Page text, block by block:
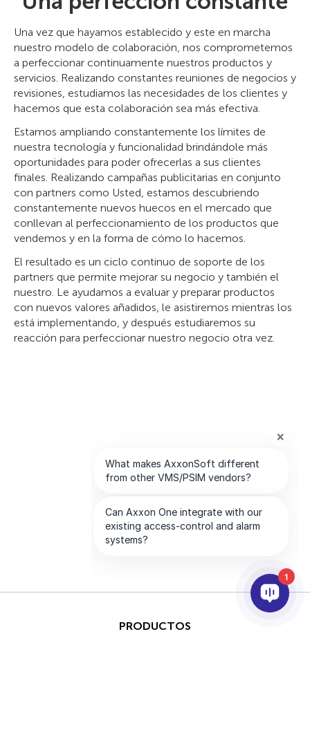
Una vez que hayamos establecido y este en marcha
nuestro modelo de colaboración, nos comprometemos
a perfeccionar continuamente nuestros productos y
servicios. Realizando constantes reuniones de negocios y
revisiones, estudiamos las necesidades de los clientes y
hacemos que esta colaboración sea más efectiva.
Estamos ampliando constantemente los límites de
nuestra tecnología y funcionalidad brindándole más
oportunidades para poder ofrecerlas a sus clientes
finales. Realizando campañas publicitarias en conjunto
con partners como Usted, estamos descubriendo
constantemente nuevos huecos en el mercado que
conllevan al perfeccionamiento de los productos que
vendemos y en la forma de cómo lo hacemos.
El resultado es un ciclo continuo de soporte de los
partners que permite mejorar su negocio y también el
nuestro. Le ayudamos a evaluar y preparar productos
con nuevos valores añadidos, le asistiremos mientras los
está implementando, y después estudiaremos su
reacción para perfeccionar nuestro negocio otra vez.
PRODUCTOS
1